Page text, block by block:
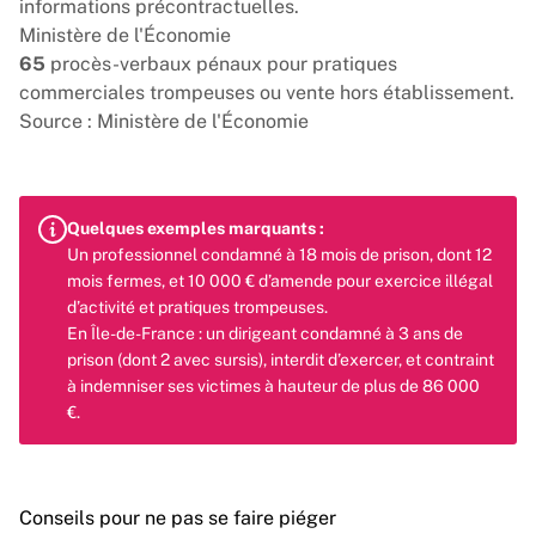
informations précontractuelles.
Ministère de l'Économie
65 procès-verbaux pénaux pour pratiques
commerciales trompeuses ou vente hors établissement.
Source : Ministère de l'Économie
Quelques exemples marquants :
Un professionnel condamné à 18 mois de prison, dont 12
mois fermes, et 10 000 € d’amende pour exercice illégal
d’activité et pratiques trompeuses.
En Île-de-France : un dirigeant condamné à 3 ans de
prison (dont 2 avec sursis), interdit d’exercer, et contraint
à indemniser ses victimes à hauteur de plus de 86 000
€.
Conseils pour ne pas se faire piéger